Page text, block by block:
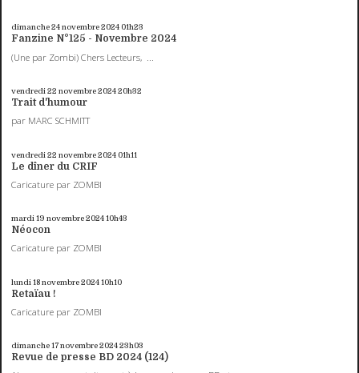
dimanche 24novembre 2024 01h23
Fanzine N°125 - Novembre 2024
(Une par Zombi) Chers Lecteurs, ...
vendredi 22 novembre 202420h32
Trait d'humour
par MARC SCHMITT
vendredi 22 novembre 2024 01h11
Le dîner du CRIF
Caricature par ZOMBI
mardi 19 novembre 202410h43
Néocon
Caricature par ZOMBI
lundi 18novembre 202410h10
Retaïau !
Caricature par ZOMBI
dimanche 17novembre 202423h03
Revue de presse BD 2024 (124)